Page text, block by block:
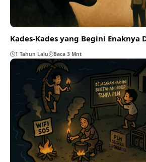
Kades-Kades yang Begini Enaknya
1 Tahun Lalu Baca 3 Mnt